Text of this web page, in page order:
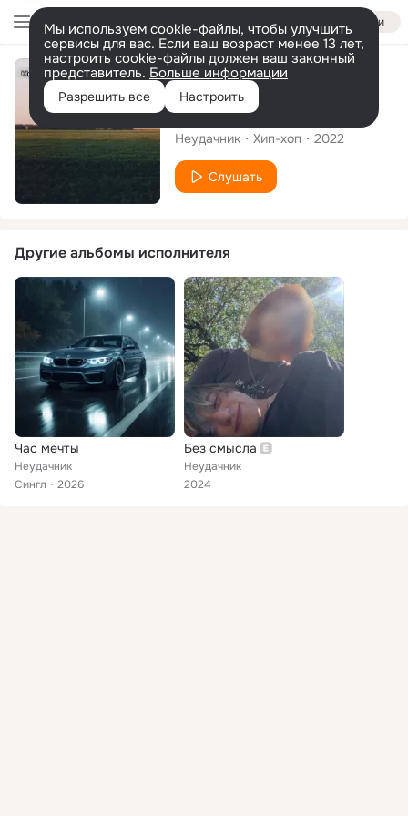
Войти
Мы используем cookie-файлы, чтобы улучшить
сервисы для вас. Если ваш возраст менее 13 лет,
настроить cookie-файлы должен ваш законный
представитель. Больше информации
Разрешить все Настроить
Сингл
Мёртвый Голос
Неудачник Хип-хоп 2022
Слушать
Другие альбомы исполнителя
Час мечты
Неудачник
Сингл
2026
Без смысла
Неудачник
2024